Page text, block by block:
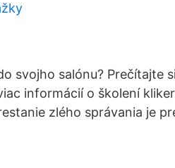
svojho salónu? Prečítajte
informácií o školení
zlého správania je